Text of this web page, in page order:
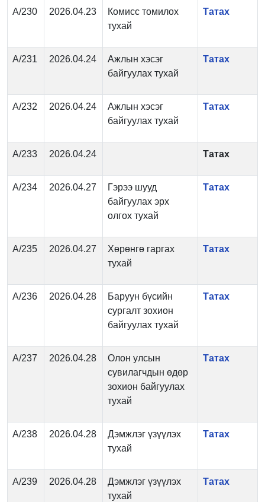
А/230 2026.04.23
Комисс томилох
тухай
Татах
А/231 2026.04.24
Ажлын хэсэг
байгуулах тухай
Татах
А/232 2026.04.24
Ажлын хэсэг
байгуулах тухай
Татах
А/233 2026.04.24 Татах
А/234 2026.04.27
Гэрээ шууд
байгуулах эрх
олгох тухай
Татах
А/235 2026.04.27
Хөрөнгө гаргах
тухай
Татах
А/236 2026.04.28
Баруун бүсийн
сургалт зохион
байгуулах тухай
Татах
А/237 2026.04.28
Олон улсын
сувилагчдын өдөр
зохион байгуулах
тухай
Татах
А/238 2026.04.28
Дэмжлэг үзүүлэх
тухай
Татах
А/239 2026.04.28
Дэмжлэг үзүүлэх
тухай
Татах